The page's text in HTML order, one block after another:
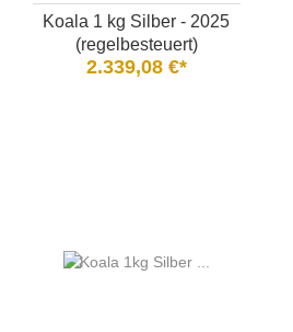
Koala 1 kg Silber - 2025
(regelbesteuert)
2.339,08 €*